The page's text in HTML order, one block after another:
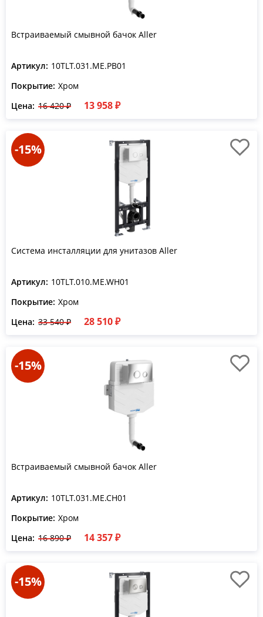
Встраиваемый смывной бачок Aller
Артикул: 10TLT.031.ME.PB01
Покрытие: Хром
Цена: 16 420 ₽ 13 958 ₽
-15%
Система инсталляции для унитазов Aller
Артикул: 10TLT.010.ME.WH01
Покрытие: Хром
Цена: 33 540 ₽ 28 510 ₽
-15%
Встраиваемый смывной бачок Aller
Артикул: 10TLT.031.ME.CH01
Покрытие: Хром
Цена: 16 890 ₽ 14 357 ₽
-15%